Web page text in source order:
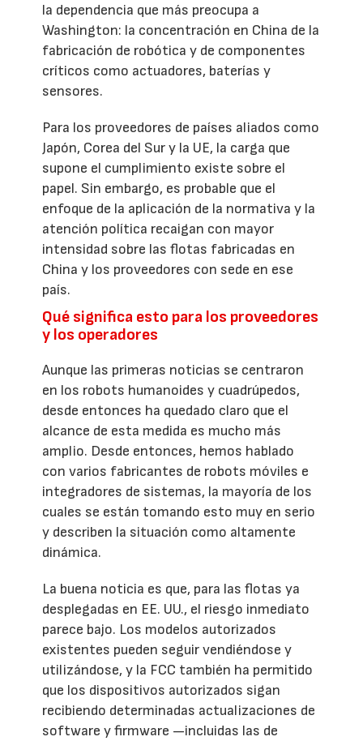
la dependencia que más preocupa a
Washington: la concentración en China de la
fabricación de robótica y de componentes
críticos como actuadores, baterías y
sensores.
Para los proveedores de países aliados como
Japón, Corea del Sur y la UE, la carga que
supone el cumplimiento existe sobre el
papel. Sin embargo, es probable que el
enfoque de la aplicación de la normativa y la
atención política recaigan con mayor
intensidad sobre las flotas fabricadas en
China y los proveedores con sede en ese
país.
Qué significa esto para los proveedores
y los operadores
Aunque las primeras noticias se centraron
en los robots humanoides y cuadrúpedos,
desde entonces ha quedado claro que el
alcance de esta medida es mucho más
amplio. Desde entonces, hemos hablado
con varios fabricantes de robots móviles e
integradores de sistemas, la mayoría de los
cuales se están tomando esto muy en serio
y describen la situación como altamente
dinámica.
La buena noticia es que, para las flotas ya
desplegadas en EE. UU., el riesgo inmediato
parece bajo. Los modelos autorizados
existentes pueden seguir vendiéndose y
utilizándose, y la FCC también ha permitido
que los dispositivos autorizados sigan
recibiendo determinadas actualizaciones de
software y firmware —incluidas las de